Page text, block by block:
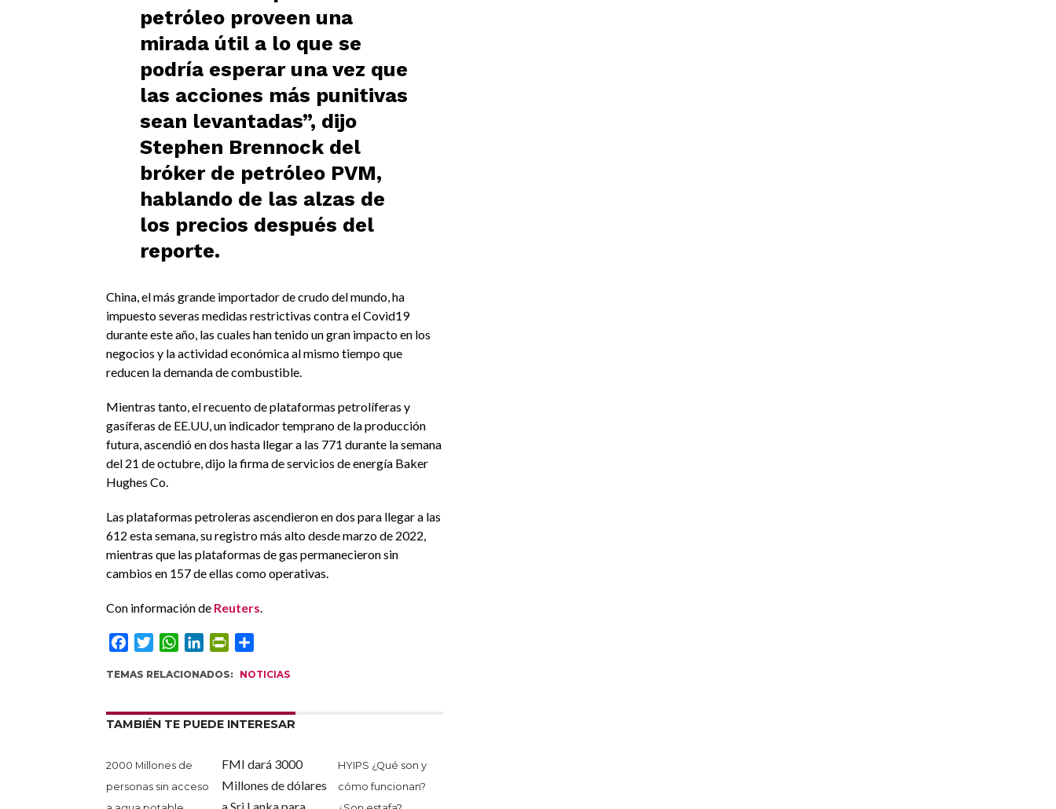
petróleo proveen una
mirada útil a lo que se
podría esperar una vez que
las acciones más punitivas
sean levantadas”, dijo
Stephen Brennockdel
bróker de petróleo PVM,
hablando de las alzas de
los precios después del
reporte.
China, el más grande importador de crudo del mundo, ha
impuesto severas medidas restrictivas contra el Covid19
durante este año, las cuales han tenido un gran impacto en los
negocios y la actividad económica al mismo tiempo que
reducen la demanda de combustible.
Mientras tanto, el recuento de plataformas petrolíferas y
gasíferas de EE.UU, un indicador temprano de la producción
futura, ascendió en dos hasta llegar a las 771 durante la semana
del 21 de octubre, dijo la firma de servicios de energía Baker
Hughes Co.
Las plataformas petroleras ascendieron en dos para llegar a las
612 esta semana, su registro más alto desde marzo de 2022,
mientras que las plataformas de gas permanecieron sin
cambios en 157 de ellas como operativas.
Con información de Reuters.
FacebookTwitterWhatsApp
LinkedInPrintFriendly
TEMAS RELACIONADOS: NOTICIAS
TAMBIÉN TE PUEDE INTERESAR
2000 Millones de
personas sin acceso
FMI dará 3000
Millones de dólares
HYIPS ¿Qué son y
cómo funcionan?